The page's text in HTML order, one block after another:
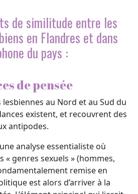
de similitude entre les
en Flandres et dans
du pays :
de pensée
lesbiennes au Nord et au Sud du
existent, et recouvrent des
antipodes.
analyse essentialiste où
« genres sexuels » (hommes,
remise en
est alors d’arriver à la